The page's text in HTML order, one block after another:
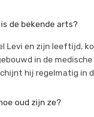
de bekende arts?
Levi en zijn leeftijd,
in de
hij regelmatig in
oud zijn ze?